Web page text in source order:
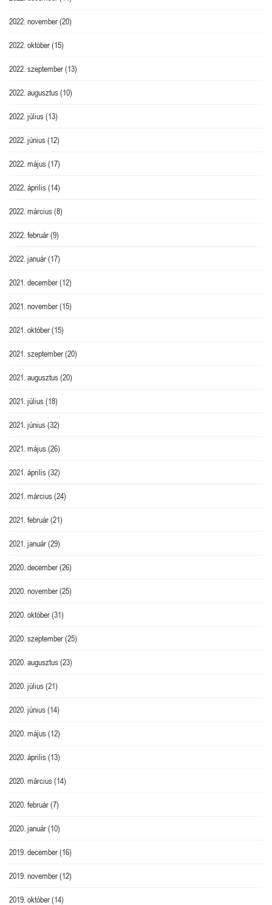
2022. november(20)
2022. október(15)
2022. szeptember(13)
2022. augusztus(10)
2022. július(13)
2022. június(12)
2022. május(17)
2022. április(14)
2022. március(8)
2022. február(9)
2022. január(17)
2021. december(12)
2021. november(15)
2021. október(15)
2021. szeptember(20)
2021. augusztus(20)
2021. július(18)
2021. június(32)
2021. május(26)
2021. április(32)
2021. március(24)
2021. február(21)
2021. január(29)
2020. december(26)
2020. november(25)
2020. október(31)
2020. szeptember(25)
2020. augusztus(23)
2020. július(21)
2020. június(14)
2020. május(12)
2020. április(13)
2020. március(14)
2020. február(7)
2020. január(10)
2019. december(16)
2019. november(12)
2019. október(14)